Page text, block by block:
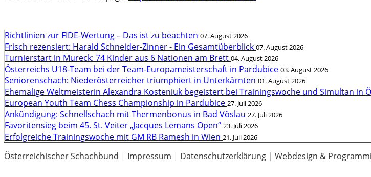
Richtlinien zur FIDE-Wertung – Das ist zu beachten 07. August 2026
Frisch rezensiert: Harald Schneider-Zinner - Ein Gesamtüberblick 07. August 2026
Turnierstart in Mureck: 74 Kinder aus 6 Nationen am Brett 04. August 2026
Österreichs U18-Team bei der Team-Europameisterschaft in Pardubice 03. August 2026
Seniorenschach: Niederösterreicher triumphiert in Unterkärnten 01. August 2026
Ehemalige Weltmeisterin Alexandra Kosteniuk begeistert bei Trainingswoche und Simultan in
European Youth Team Chess Championship in Pardubice 27. Juli 2026
Ankündigung: Schnellschach mit Thermenbonus in Bad Vöslau 27. Juli 2026
Favoritensieg beim 45. St. Veiter „Jacques Lemans Open“ 23. Juli 2026
Erfolgreiche Trainingswoche mit GM RB Ramesh in Wien 21. Juli 2026
Österreichischer Schachbund | Impressum | Datenschutzerklärung | Webdesign &